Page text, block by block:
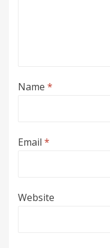
Name *
Email *
Website